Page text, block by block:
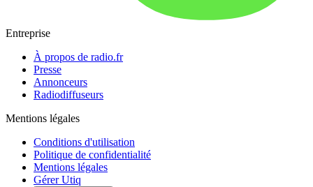
Entreprise
À propos de radio.fr
Presse
Annonceurs
Radiodiffuseurs
Mentions légales
Conditions d'utilisation
Politique de confidentialité
Mentions légales
Gérer Utiq